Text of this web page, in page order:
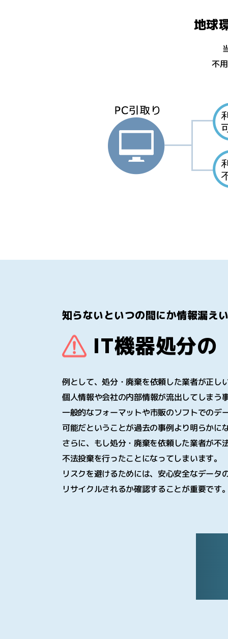
地球
不
知らないといつの間にか情報漏え
IT機器処分の
例として、処分・廃棄を依頼した業者が正し
個人情報や会社の内部情報が流出してしまう
一般的なフォーマットや市販のソフトでのデ
可能だということが過去の事例より明らかに
さらに、もし処分・廃棄を依頼した業者が不
不法投棄を行ったことになってしまいます｡
リスクを避けるためには、安心安全なデー
リサイクルされるか確認することが重要です｡